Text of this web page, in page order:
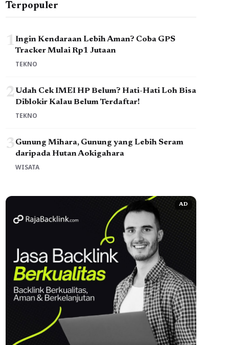
Terpopuler
1Ingin Kendaraan Lebih Aman? Coba GPS
Tracker Mulai Rp1 Jutaan
TEKNO
2Udah Cek IMEI HP Belum? Hati-Hati Loh Bisa
Diblokir Kalau Belum Terdaftar!
TEKNO
3Gunung Mihara, Gunung yang Lebih Seram
daripada Hutan Aokigahara
WISATA
AD